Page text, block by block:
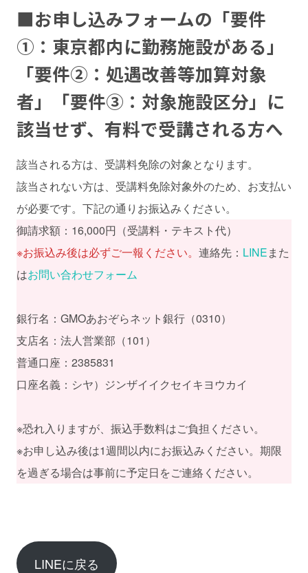
■お申し込みフォームの「要件
①：東京都内に勤務施設がある」
「要件②：処遇改善等加算対象
者」「要件③：対象施設区分」に
該当せず、有料で受講される方へ
該当される方は、受講料免除の対象となります。
該当されない方は、受講料免除対象外のため、お支払い
が必要です。下記の通りお振込みください。
御請求額：16,000円（受講料・テキスト代）
※お振込み後は必ずご一報ください。 連絡先： LINEまた
はお問い合わせフォーム
銀行名：GMOあおぞらネット銀行（0310）
支店名：法人営業部（101）
普通口座：2385831
口座名義：シヤ）ジンザイイクセイキヨウカイ
※恐れ入りますが、振込手数料はご負担ください。
※お申し込み後は1週間以内にお振込みください。期限
を過ぎる場合は事前に予定日をご連絡ください。
LINEに戻る